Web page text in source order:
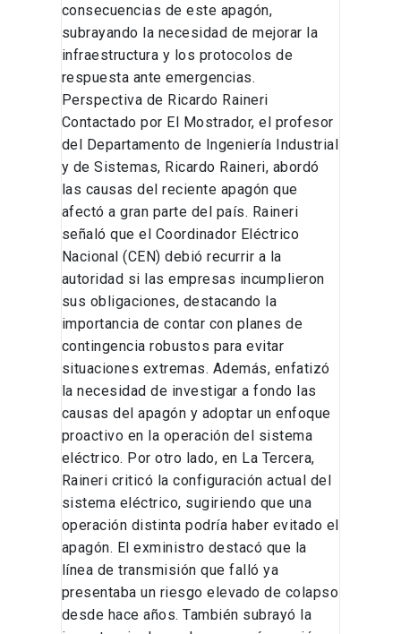
consecuencias de este apagón,
subrayando la necesidad de mejorar la
infraestructura y los protocolos de
respuesta ante emergencias.
Perspectiva de Ricardo Raineri
Contactado por El Mostrador, el profesor
del Departamento de Ingeniería Industrial
y de Sistemas, Ricardo Raineri, abordó
las causas del reciente apagón que
afectó a gran parte del país. Raineri
señaló que el Coordinador Eléctrico
Nacional (CEN) debió recurrir a la
autoridad si las empresas incumplieron
sus obligaciones, destacando la
importancia de contar con planes de
contingencia robustos para evitar
situaciones extremas. Además, enfatizó
la necesidad de investigar a fondo las
causas del apagón y adoptar un enfoque
proactivo en la operación del sistema
eléctrico. Por otro lado, en La Tercera,
Raineri criticó la configuración actual del
sistema eléctrico, sugiriendo que una
operación distinta podría haber evitado el
apagón. El exministro destacó que la
línea de transmisión que falló ya
presentaba un riesgo elevado de colapso
desde hace años. También subrayó la